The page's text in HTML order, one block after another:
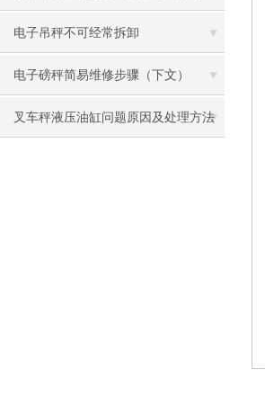
电子吊秤不可经常拆卸
电子磅秤简易维修步骤（下文）
叉车秤液压油缸问题原因及处理方法